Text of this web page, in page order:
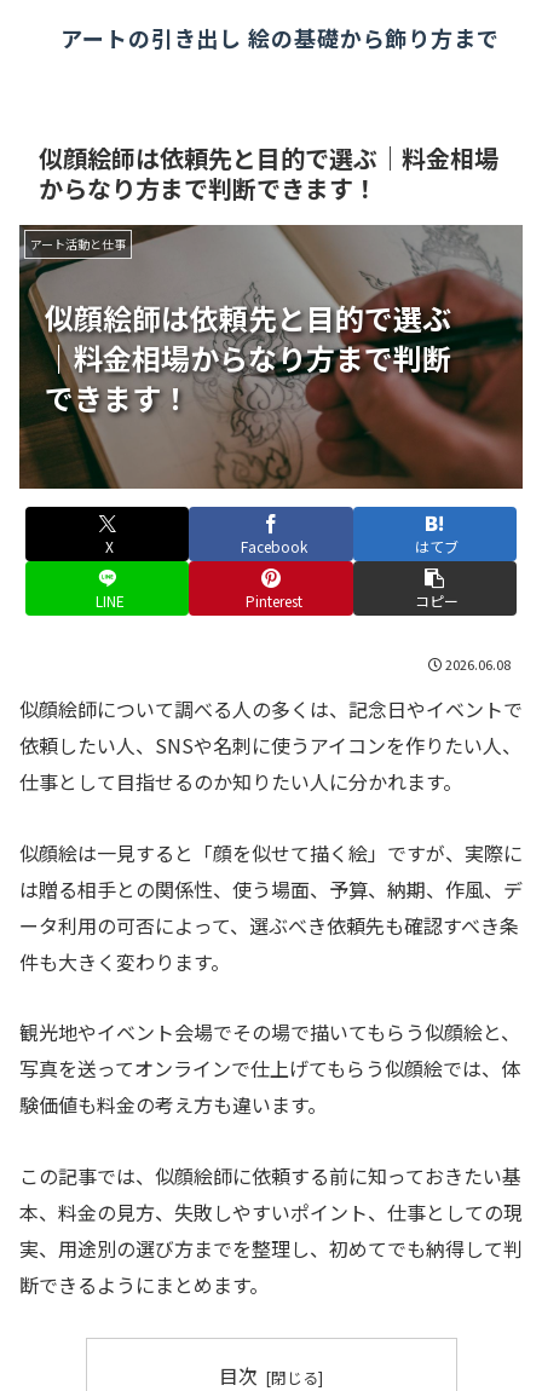
アートの引き出し 絵の基礎から飾り方まで
似顔絵師は依頼先と目的で選ぶ｜料金相場
からなり方まで判断できます！
似顔絵師は依頼先と目的で選ぶ
｜料金相場からなり方まで判断
できます！
アート活動と仕事
X Facebook はてブ
LINE Pinterest コピー
2026.06.08
似顔絵師について調べる人の多くは、記念日やイベントで
依頼したい人、SNSや名刺に使うアイコンを作りたい人、
仕事として目指せるのか知りたい人に分かれます。
似顔絵は一見すると「顔を似せて描く絵」ですが、実際に
は贈る相手との関係性、使う場面、予算、納期、作風、デ
ータ利用の可否によって、選ぶべき依頼先も確認すべき条
件も大きく変わります。
観光地やイベント会場でその場で描いてもらう似顔絵と、
写真を送ってオンラインで仕上げてもらう似顔絵では、体
験価値も料金の考え方も違います。
この記事では、似顔絵師に依頼する前に知っておきたい基
本、料金の見方、失敗しやすいポイント、仕事としての現
実、用途別の選び方までを整理し、初めてでも納得して判
断できるようにまとめます。
目次